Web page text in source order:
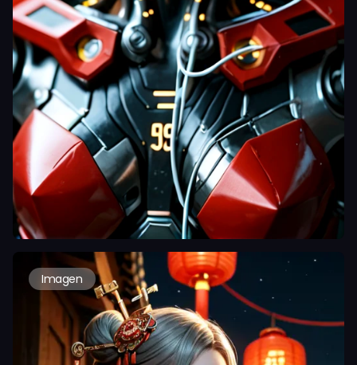
Imagen